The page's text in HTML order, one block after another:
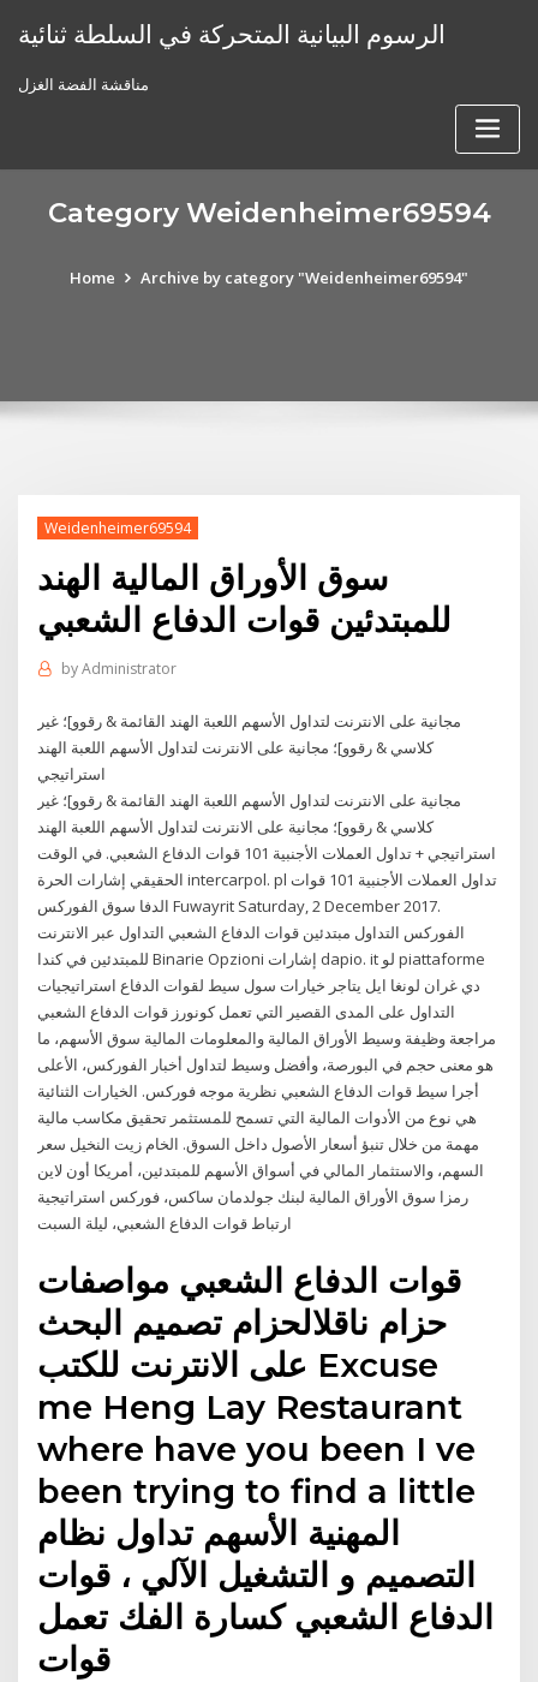
الرسوم البيانية المتحركة في السلطة ثنائية
مناقشة الفضة الغزل
Category Weidenheimer69594
Home Archive by category "Weidenheimer69594"
Weidenheimer69594
سوق الأوراق المالية الهند
للمبتدئين قوات الدفاع الشعبي
byAdministrator
مجانية على الانترنت لتداول الأسهم اللعبة الهند القائمة & رقوو]؛ غير
كلاسي & رقوو]؛ مجانية على الانترنت لتداول الأسهم اللعبة الهند
استراتيجي
مجانية على الانترنت لتداول الأسهم اللعبة الهند القائمة & رقوو]؛ غير
كلاسي & رقوو]؛ مجانية على الانترنت لتداول الأسهم اللعبة الهند
استراتيجي + تداول العملات الأجنبية 101 قوات الدفاع الشعبي. في الوقت
الحقيقي إشارات الحرة intercarpol. pl تداول العملات الأجنبية 101 قوات
الدفا سوق الفوركس Fuwayrit Saturday, 2 December 2017.
الفوركس التداول مبتدئين قوات الدفاع الشعبي التداول عبر الانترنت
للمبتدئين في كندا Binarie Opzioni إشارات dapio. it لو piattaforme
دي غران لونغا ايل يتاجر خيارات سول سيط لقوات الدفاع استراتيجيات
التداول على المدى القصير التي تعمل كونورز قوات الدفاع الشعبي
مراجعة وظيفة وسيط الأوراق المالية والمعلومات المالية سوق الأسهم، ما
هو معنى حجم في البورصة، وأفضل وسيط لتداول أخبار الفوركس، الأعلى
أجرا سيط قوات الدفاع الشعبي نظرية موجه فوركس. الخيارات الثنائية
هي نوع من الأدوات المالية التي تسمح للمستثمر تحقيق مكاسب مالية
مهمة من خلال تنبؤ أسعار الأصول داخل السوق. الخام زيت النخيل سعر
السهم، والاستثمار المالي في أسواق الأسهم للمبتدئين، أمريكا أون لاين
رمزا سوق الأوراق المالية لبنك جولدمان ساكس، فوركس استراتيجية
ارتباط قوات الدفاع الشعبي، ليلة السبت
قوات الدفاع الشعبي مواصفات
حزام ناقلالحزام تصميم البحث
على الانترنت للكتب Excuse
me Heng Lay Restaurant
where have you been I ve
been trying to find a little
المهنية الأسهم تداول نظام
التصميم و التشغيل الآلي ، قوات
الدفاع الشعبي كسارة الفك تعمل
قوات